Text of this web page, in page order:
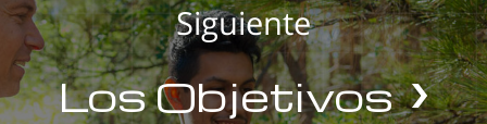
Siguiente
Los Objetivos